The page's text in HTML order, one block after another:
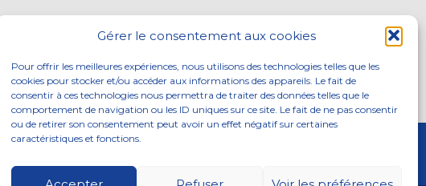
Gérer le consentement aux cookies
Pour offrir les meilleures expériences, nous utilisons des technologies telles que les
cookies pour stocker et/ou accéder aux informations des appareils. Le fait de
consentir à ces technologies nous permettra de traiter des données telles que le
comportement de navigation ou les ID uniques sur ce site. Le fait de ne pas consentir
ou de retirer son consentement peut avoir un effet négatif sur certaines
caractéristiques et fonctions.